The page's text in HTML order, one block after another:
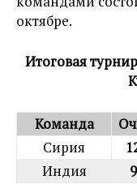
октябре.
Итоговая
Команда
Сирия
Индия
9